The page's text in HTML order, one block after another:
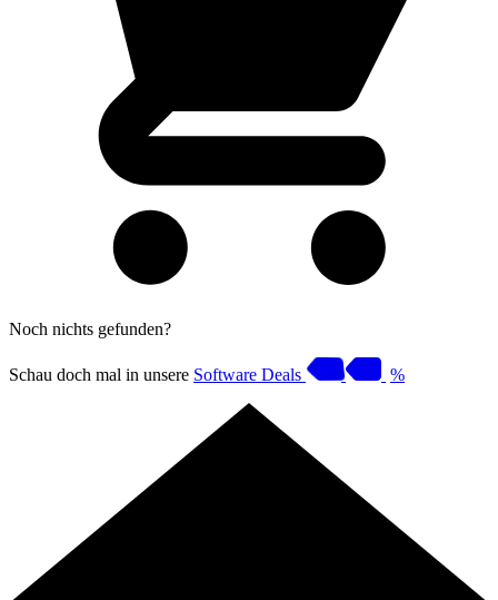
Noch nichts gefunden?
Schau doch mal in unsere Software Deals %